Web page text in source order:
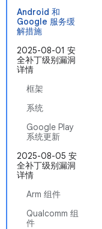
Android 和
Google 服务缓
解措施
2025-08-01 安
全补丁级别漏洞
详情
框架
系统
Google Play
系统更新
2025-08-05 安
全补丁级别漏洞
详情
Arm 组件
Qualcomm 组
件